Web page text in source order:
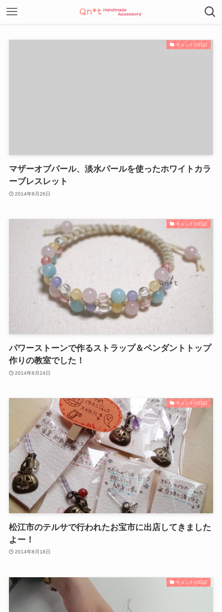
キュントの日記
マザーオブパール、淡水パールを使ったホワイトカラ
ーブレスレット
2014年8月26日
キュントの日記
パワーストーンで作るストラップ＆ペンダントトップ
作りの教室でした！
2014年8月24日
キュントの日記
松江市のテルサで行われたお宝市に出店してきました
よー！
2014年8月18日
キュントの日記